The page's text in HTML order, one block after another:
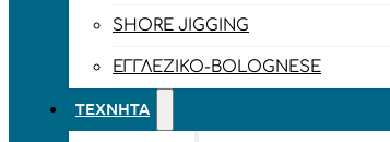
SHORE JIGGING
ΕΓΓΛΈΖΙΚΟ-BOLOGNESE
ΤΕΧΝΗΤΆ